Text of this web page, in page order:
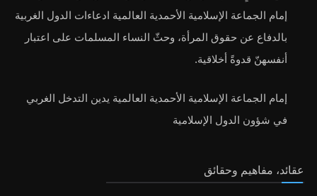
إمام الجماعة الإسلامية الأحمدية العالمية ادعاءات الدول الغربية
بالدفاع عن حقوق المرأة، وحثّ النساء المسلمات على اعتبار
أنفسهنّ قدوةً أخلاقية.
إمام الجماعة الإسلامية الأحمدية العالمية يدين التدخل الغربي
في شؤون الدول الإسلامية
عقائد، مفاهيم وحقائق